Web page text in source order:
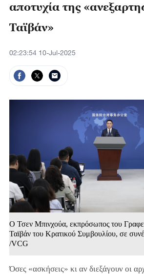
αποτυχία της
Ταϊβάν»
02:23:54 10-Jul-2025
Ο Τσεν Μπινχούα, εκπρόσωπος του
Ταϊβάν του Κρατικού Συμβουλίου, σε
/VCG
Όσες «ασκήσεις» κι αν διεξάγουν οι